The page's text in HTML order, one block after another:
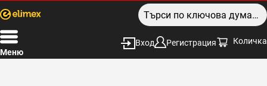
Меню
Вход Регистрация Количка